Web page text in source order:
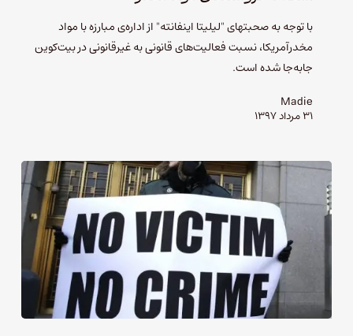
با توجه به صحبتهای "لیلیتا اینفانته" از اداره‌ی مبارزه با مواد
مخدرآمریکا، نسبت فعالیت‌های قانونی به غیرقانونی در بیت‌کوین
جابه‌جا شده است.
Madie
۳۱ مرداد ۱۳۹۷